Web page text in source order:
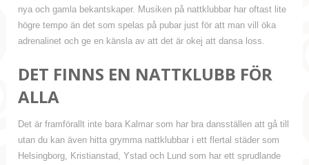
nya och gamla bekantskaper. Musiken på nattklubbar har oftast lite
högre tempo än det som spelas på pubar just för att man vill öka
adrenalinet och ge en känsla av att det är okej att dansa loss.
DET FINNS EN NATTKLUBB FÖR
ALLA
Det är framförallt inte bara Kalmar som har bra dansställen att gå till
utan du kan även hitta grymma nattklubbar i ett flertal städer som
Helsingborg, Kristianstad, Ystad och Lund som har ett sprudlande